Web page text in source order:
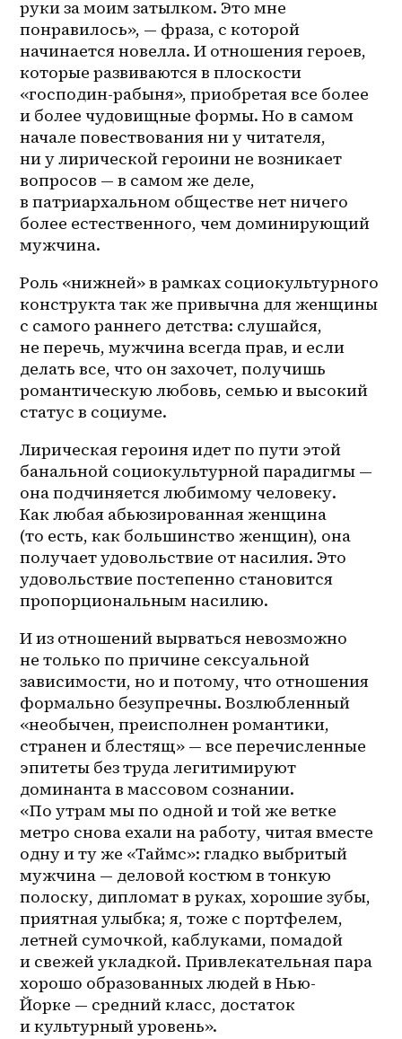
руки за моим затылком. Это мне
понравилось», — фраза, с которой
начинается новелла. И отношения героев,
которые развиваются в плоскости
«господин-рабыня», приобретая все более
и более чудовищные формы. Но в самом
начале повествования ни у читателя,
ни у лирической героини не возникает
вопросов — в самом же деле,
в патриархальном обществе нет ничего
более естественного, чем доминирующий
мужчина.
Роль «нижней» в рамках социокультурного
конструкта так же привычна для женщины
с самого раннего детства: слушайся,
не перечь, мужчина всегда прав, и если
делать все, что он захочет, получишь
романтическую любовь, семью и высокий
статус в социуме.
Лирическая героиня идет по пути этой
банальной социокультурной парадигмы —
она подчиняется любимому человеку.
Как любая абьюзированная женщина
(то есть, как большинство женщин), она
получает удовольствие от насилия. Это
удовольствие постепенно становится
пропорциональным насилию.
И из отношений вырваться невозможно
не только по причине сексуальной
зависимости, но и потому, что отношения
формально безупречны. Возлюбленный
«необычен, преисполнен романтики,
странен и блестящ» — все перечисленные
эпитеты без труда легитимируют
доминанта в массовом сознании.
«По утрам мы по одной и той же ветке
метро снова ехали на работу, читая вместе
одну и ту же «Таймс»: гладко выбритый
мужчина — деловой костюм в тонкую
полоску, дипломат в руках, хорошие зубы,
приятная улыбка; я, тоже с портфелем,
летней сумочкой, каблуками, помадой
и свежей укладкой. Привлекательная пара
хорошо образованных людей в Нью-
Йорке — средний класс, достаток
и культурный уровень».